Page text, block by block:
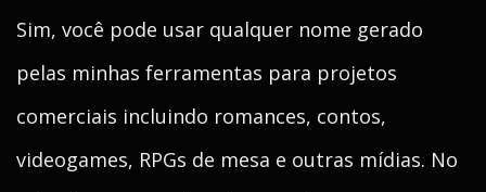
Sim, você pode usar qualquer nome gerado
pelas minhas ferramentas para projetos
comerciais incluindo romances, contos,
videogames, RPGs de mesa e outras mídias. No